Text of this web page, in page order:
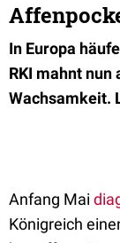
In Europa
RKI mahnt
Wachsamkeit.
Anfang Mai
Königreich